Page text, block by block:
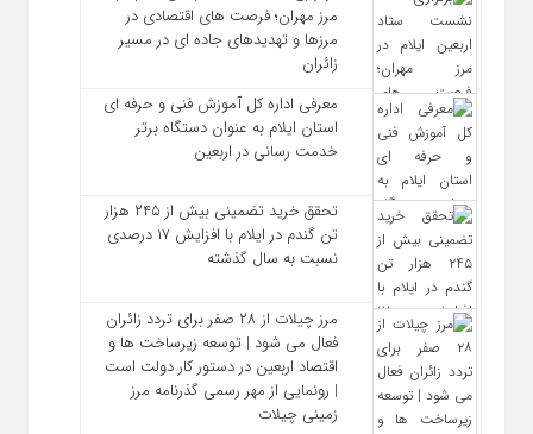
مرز مهران؛ فرصت‌ های اقتصادی در
مرزها و تهدیدهای جاده‌ ای در مسیر
زائران
معرفی اداره کل آموزش فنی و حرفه‌ ای
استان ایلام به‌ عنوان دستگاه برتر
خدمت‌ رسانی در اربعین
تحقق خرید تضمینی بیش از ۲۴۵ هزار
تن گندم در ایلام با افزایش ۱۷ درصدی
نسبت به سال گذشته
مرز چیلات از ۲۸ صفر برای تردد زائران
فعال می‌ شود | توسعه زیرساخت‌ ها و
اقتصاد اربعین در دستور کار دولت است
| رونمایی از مهر رسمی گذرنامه مرز
زمینی چیلات